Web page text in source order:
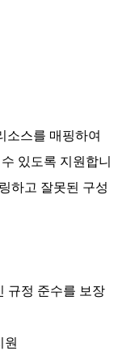
소스를 매핑하여
있도록 지원합니
하고 잘못된 구성
규정 준수를 보장
원